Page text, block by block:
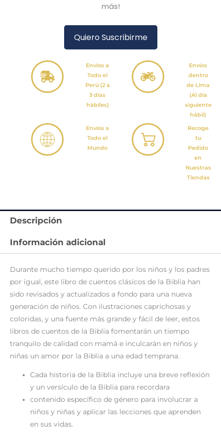
más!
Quiero Suscribirme
Envíos a
Todo el
Perú (2 a
3 días
hábiles)
Envíos
dentro
de Lima
(Al día
siguiente
hábil)
Envíos a
Todo el
Mundo
Recoge
tu
Pedido
en
Nuestras
Tiendas
Descripción
Información adicional
Durante mucho tiempo querido por los niños y los padres
por igual, este libro de cuentos clásicos de la Biblia han
sido revisados y actualizados a fondo para una nueva
generación de niños. Con ilustraciones caprichosas y
coloridas, y una fuente más grande y fácil de leer, estos
libros de cuentos de la Biblia fomentarán un tiempo
tranquilo de calidad con mamá e inculcarán en niños y
niñas un amor por la Biblia a una edad temprana.
Cada historia de la Biblia incluye una breve reflexión
y un versículo de la Biblia para recordara
contenido específico de género para involucrar a
niños y niñas y aplicar las lecciones que aprenden
en sus vidas.